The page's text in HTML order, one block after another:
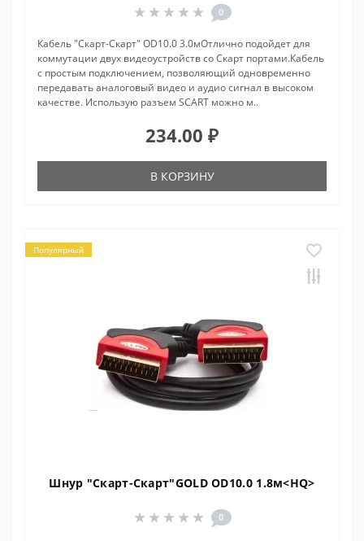
0
Кабель "Скарт-Скарт" OD10.0 3.0мОтлично подойдет для
коммутации двух видеоустройств со Скарт портами.Кабель
с простым подключением, позволяющий одновременно
передавать аналоговый видео и аудио сигнал в высоком
качестве. Использую разъем SCART можно м..
234.00 ₽
В КОРЗИНУ
Популярный
Шнур "Скарт-Скарт"GOLD OD10.0 1.8м<HQ>
0